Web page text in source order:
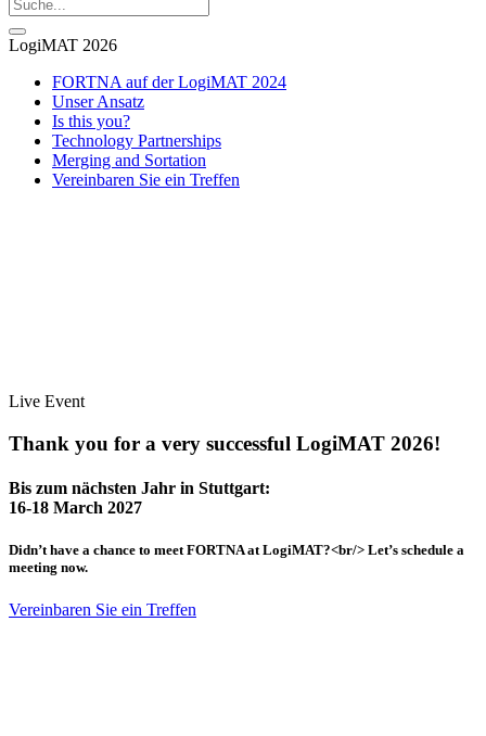
LogiMAT 2026
FORTNA auf der LogiMAT 2024
Unser Ansatz
Is this you?
Technology Partnerships
Merging and Sortation
Vereinbaren Sie ein Treffen
Live Event
Thank you for a very successful LogiMAT 2026!
Bis zum nächsten Jahr in Stuttgart:
16-18 March 2027
Didn’t have a chance to meet FORTNA at LogiMAT?<br/> Let’s schedule a
meeting now.
Vereinbaren Sie ein Treffen